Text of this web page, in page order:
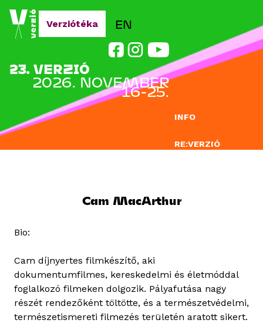
Jump to navigation
INFO
RE:VERZIÓ
EN
23. VERZIÓ
2026. NOVEMBER
16-25.
Verziótéka
Cam MacArthur
Bio:
Cam díjnyertes filmkészítő, aki
dokumentumfilmes, kereskedelmi és életmóddal
foglalkozó filmeken dolgozik. Pályafutása nagy
részét rendezőként töltötte, és a természetvédelmi,
természetismereti filmezés területén aratott sikert.